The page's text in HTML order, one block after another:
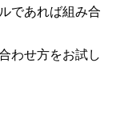
であれば組み合
わせ方をお試し